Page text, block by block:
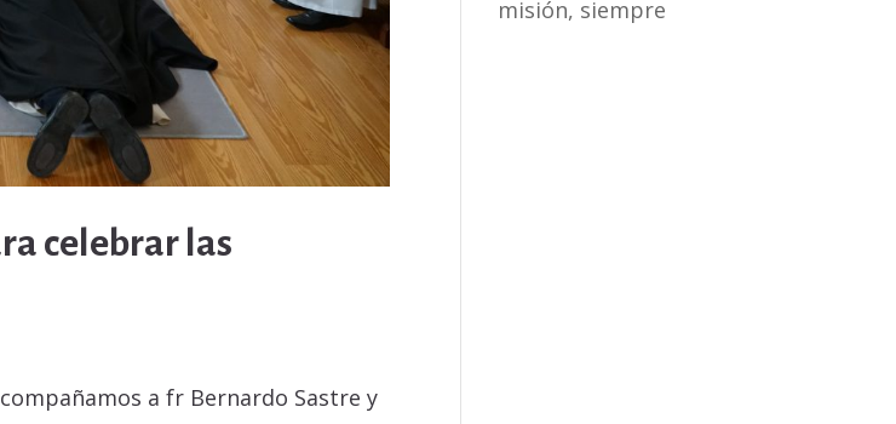
celebrar las
a fr Bernardo Sastre y
misión, siempre